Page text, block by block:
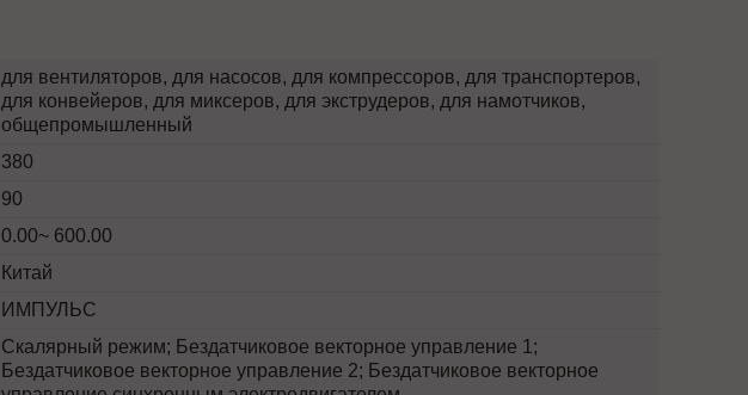
для вентиляторов, для насосов, для компрессоров, для транспортеров,
для конвейеров, для миксеров, для экструдеров, для намотчиков,
общепромышленный
380
90
0.00~ 600.00
Китай
ИМПУЛЬС
Скалярный режим; Бездатчиковое векторное управление 1;
Бездатчиковое векторное управление 2; Бездатчиковое векторное